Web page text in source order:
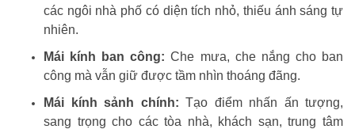
các ngôi nhà phố có diện tích nhỏ, thiếu ánh sáng tự
nhiên.
Mái kính ban công: Che mưa, che nắng cho ban
công mà vẫn giữ được tầm nhìn thoáng đãng.
Mái kính sảnh chính: Tạo điểm nhấn ấn tượng,
sang trọng cho các tòa nhà, khách sạn, trung tâm